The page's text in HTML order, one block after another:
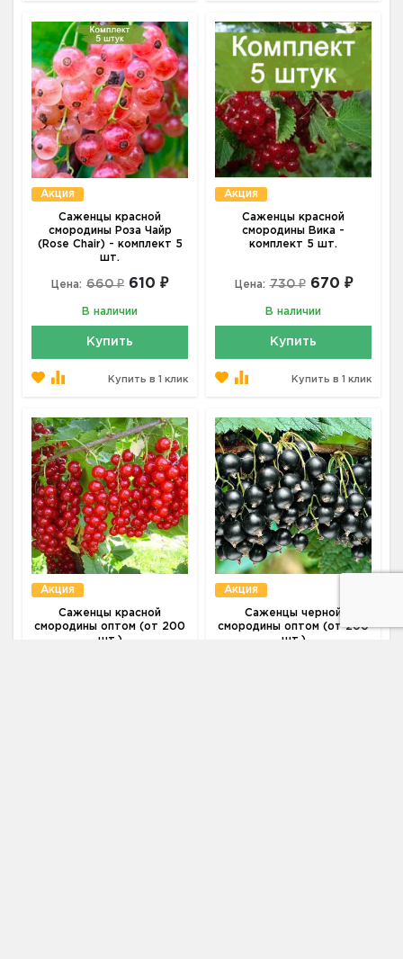
Акция
Саженцы красной
смородины Роза Чайр
(Rose Chair) - комплект 5
шт.
Цена: 660 ₽ 610 ₽
В наличии
Купить
Купить в 1 клик
Акция
Саженцы красной
смородины Вика -
комплект 5 шт.
Цена: 730 ₽ 670 ₽
В наличии
Купить
Купить в 1 клик
Акция
Саженцы красной
смородины оптом (от 200
шт.)
Акция
Саженцы черной
смородины оптом (от 200
шт.)